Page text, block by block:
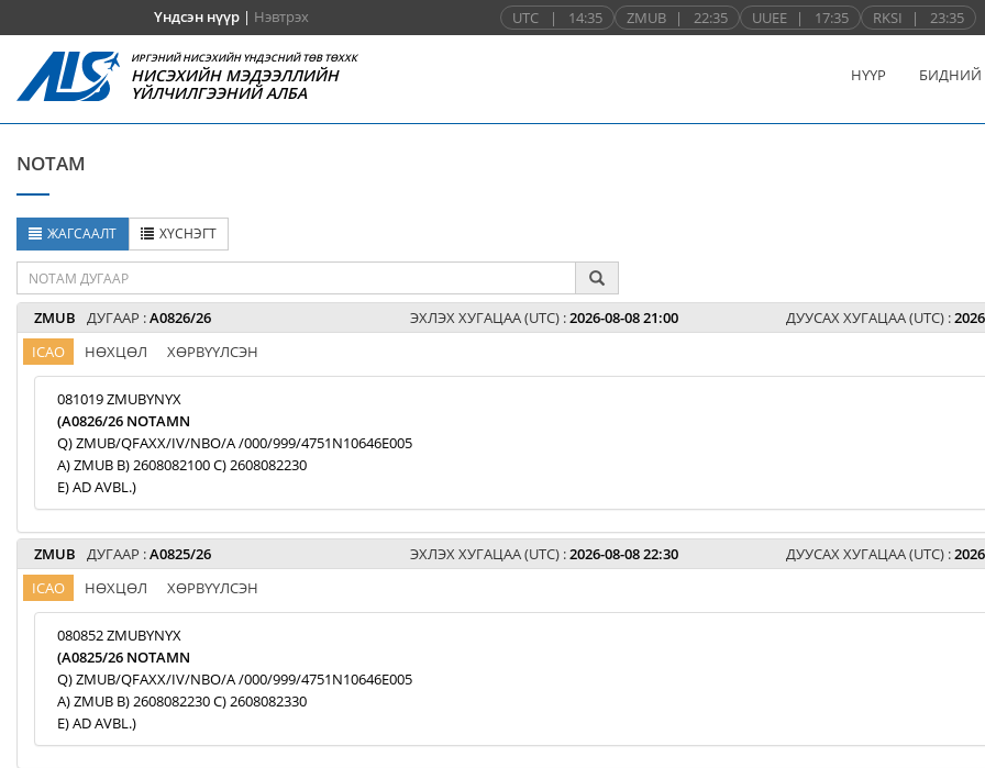
Үндсэн нүүр| Нэвтрэх UTC | 14:35 ZMUB | 22:35 UUEE | 17:35 RKSI | 23:35
ИРГЭНИЙ НИСЭХИЙН ҮНДЭСНИЙ ТӨВ ТӨХХК
НИСЭХИЙН МЭДЭЭЛЛИЙН
ҮЙЛЧИЛГЭЭНИЙ АЛБА
НҮҮР БИДНИЙ
NOTAM
ЖАГСААЛТ ХҮСНЭГТ
ZMUB ДУГААР :A0826/26 ЭХЛЭХ ХУГАЦАА (UTC) :2026-08-08 21:00 ДУУСАХ ХУГАЦАА (UTC) :
ICAO НӨХЦӨЛ ХӨРВҮҮЛСЭН
081019 ZMUBYNYX
(A0826/26 NOTAMN
Q) ZMUB/QFAXX/IV/NBO/A /000/999/4751N10646E005
A) ZMUB B) 2608082100 C) 2608082230
E) AD AVBL.)
ZMUB ДУГААР :A0825/26 ЭХЛЭХ ХУГАЦАА (UTC) :2026-08-08 22:30 ДУУСАХ ХУГАЦАА (UTC) :
ICAO НӨХЦӨЛ ХӨРВҮҮЛСЭН
080852 ZMUBYNYX
(A0825/26 NOTAMN
Q) ZMUB/QFAXX/IV/NBO/A /000/999/4751N10646E005
A) ZMUB B) 2608082230 C) 2608082330
E) AD AVBL.)